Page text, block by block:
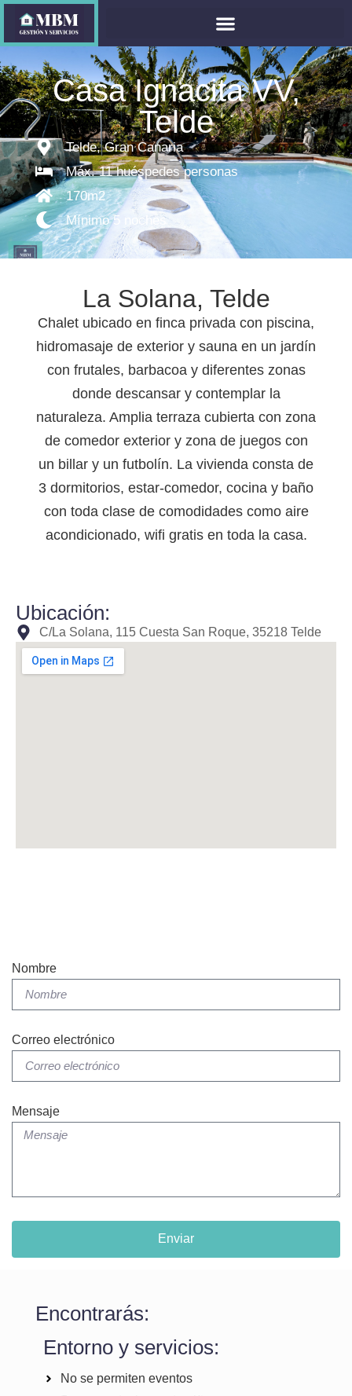
Casa Ignacita VV,
Telde
Telde, Gran Canaria
Máx. 11 huéspedes personas
170m2
Mínimo 5 noches
La Solana, Telde
Chalet ubicado en finca privada con piscina,
hidromasaje de exterior y sauna en un jardín
con frutales, barbacoa y diferentes zonas
donde descansar y contemplar la
naturaleza. Amplia terraza cubierta con zona
de comedor exterior y zona de juegos con
un billar y un futbolín. La vivienda consta de
3 dormitorios, estar-comedor, cocina y baño
con toda clase de comodidades como aire
acondicionado, wifi gratis en toda la casa.
Ubicación:
C/La Solana, 115 Cuesta San Roque, 35218 Telde
Nombre
Correo electrónico
Mensaje
Enviar
Encontrarás:
Entorno y servicios:
No se permiten eventos